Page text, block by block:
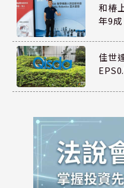
和椿
年9
佳世